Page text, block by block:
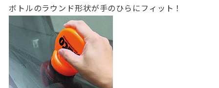
ボトルのラウンド形状が手のひらにフィット！